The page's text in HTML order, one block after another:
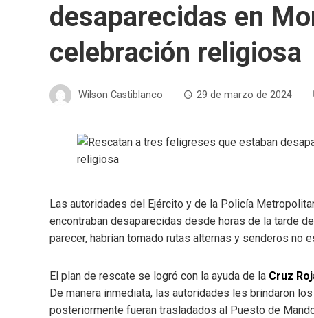
desaparecidas en
celebración religiosa
Wilson Castiblanco 29 de marzo de 2024
Las autoridades del Ejército y de la Policía
encontraban desaparecidas desde horas de la tarde
parecer, habrían tomado rutas alternas y senderos
El plan de rescate se logró con la ayuda de la Cruz
De manera inmediata, las autoridades les brindaron
posteriormente fueran trasladados al Puesto de